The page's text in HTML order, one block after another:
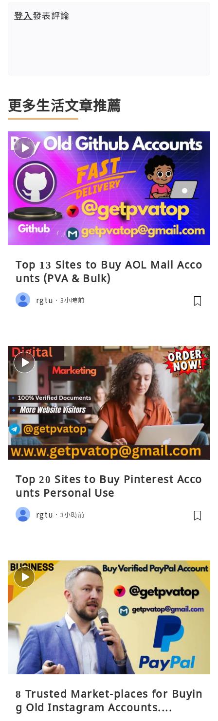
登入發表評論
更多生活文章推薦
Top 13 Sites to Buy AOL Mail Acco
unts (PVA & Bulk)
rgtu 3小時前
Top 20 Sites to Buy Pinterest Acco
unts Personal Use
rgtu 3小時前
8 Trusted Market-places for Buyin
g Old Instagram Accounts....